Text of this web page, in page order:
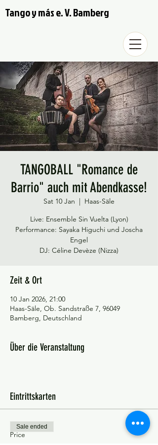
Tango y más e. V. Bamberg
TANGOBALL "Romance de
Barrio" auch mit Abendkasse!
Sat 10 Jan
  |
Haas-Säle
Live: Ensemble Sin Vuelta (Lyon)
Performance: Sayaka Higuchi und Joscha
Engel
DJ: Céline Devèze (Nizza)
Zeit & Ort
10 Jan 2026, 21:00
Haas-Säle, Ob. Sandstraße 7, 96049
Bamberg, Deutschland
Über die Veranstaltung
Eintrittskarten
Price
Sale ended